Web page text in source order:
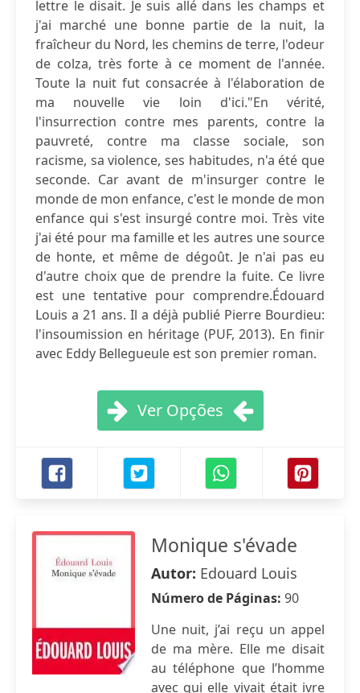
lettre le disait. Je suis allé dans les champs et
j'ai marché une bonne partie de la nuit, la
fraîcheur du Nord, les chemins de terre, l'odeur
de colza, très forte à ce moment de l'année.
Toute la nuit fut consacrée à l'élaboration de
ma nouvelle vie loin d'ici."En vérité,
l'insurrection contre mes parents, contre la
pauvreté, contre ma classe sociale, son
racisme, sa violence, ses habitudes, n'a été que
seconde. Car avant de m'insurger contre le
monde de mon enfance, c'est le monde de mon
enfance qui s'est insurgé contre moi. Très vite
j'ai été pour ma famille et les autres une source
de honte, et même de dégoût. Je n'ai pas eu
d'autre choix que de prendre la fuite. Ce livre
est une tentative pour comprendre.Édouard
Louis a 21 ans. Il a déjà publié Pierre Bourdieu:
l'insoumission en héritage (PUF, 2013). En finir
avec Eddy Bellegueule est son premier roman.
Ver Opções
Monique s'évade
Autor: Edouard Louis
Número de Páginas: 90
Une nuit, j’ai reçu un appel
de ma mère. Elle me disait
au téléphone que l’homme
avec qui elle vivait était ivre